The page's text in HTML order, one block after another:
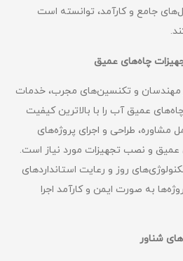
جامع و کارآمد، توانسته است
چاه‌های عمیق
مهندسان و تکنسین‌های مجرب، خدمات
عمیق آب را با بالاترین کیفیت
مشاوره، طراحی و اجرای پروژه‌های
عمیق و نصب تجهیزات مورد نیاز است.
روز و رعایت استانداردهای
به صورت ایمن و کارآمد اجرا
شناور